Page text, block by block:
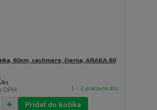
60cm, cashmere, čierna, ARAKA 60
/ks
DPH 1 - 3 pracovné dni
Pridať do košíka